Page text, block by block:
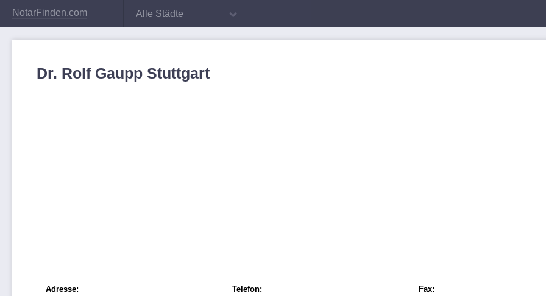
NotarFinden.com Alle Städte
Dr. Rolf Gaupp Stuttgart
Adresse:
Telefon:
Fax: